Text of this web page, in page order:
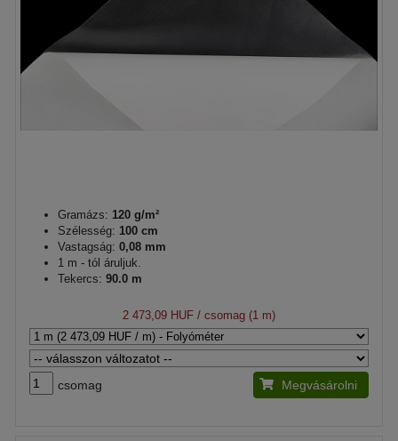
Gramázs: 120 g/m²
Szélesség: 100 cm
Vastagság: 0,08 mm
1 m - tól áruljuk.
Tekercs: 90.0 m
2 473,09 HUF / csomag (1 m)
csomag Megvásárolni